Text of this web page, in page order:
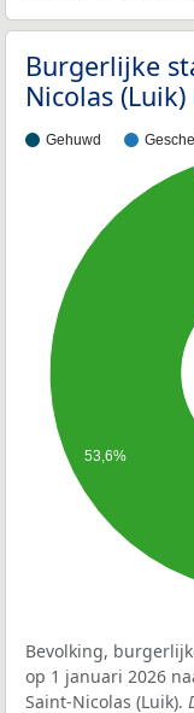
Burgerlijke
Nicolas (Luik)
Gehuwd
53,6%
Bevolking,
op 1 januari 2026
Saint-Nicolas (Luik).